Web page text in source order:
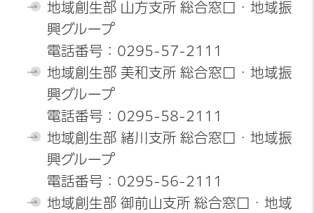
地域創生部 山方支所 総合窓口・地域振
興グループ
電話番号：0295-57-2111
地域創生部 美和支所 総合窓口・地域振
興グループ
電話番号：0295-58-2111
地域創生部 緒川支所 総合窓口・地域振
興グループ
電話番号：0295-56-2111
地域創生部 御前山支所 総合窓口・地域